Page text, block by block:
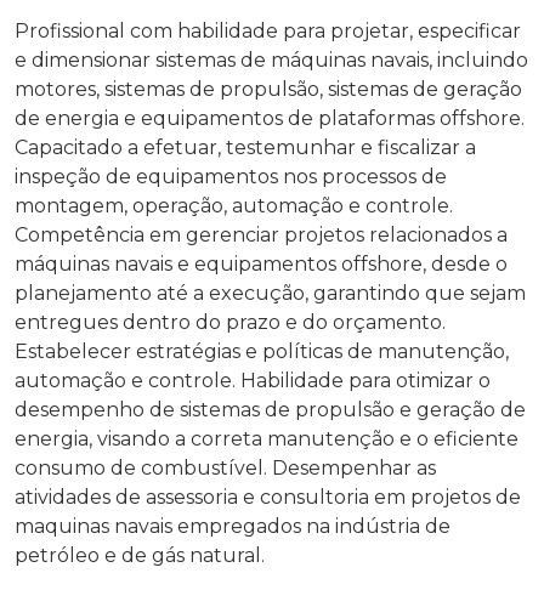
Profissional com habilidade para projetar, especificar
e dimensionar sistemas de máquinas navais, incluindo
motores, sistemas de propulsão, sistemas de geração
de energia e equipamentos de plataformas offshore.
Capacitado a efetuar, testemunhar e fiscalizar a
inspeção de equipamentos nos processos de
montagem, operação, automação e controle.
Competência em gerenciar projetos relacionados a
máquinas navais e equipamentos offshore, desde o
planejamento até a execução, garantindo que sejam
entregues dentro do prazo e do orçamento.
Estabelecer estratégias e políticas de manutenção,
automação e controle. Habilidade para otimizar o
desempenho de sistemas de propulsão e geração de
energia, visando a correta manutenção e o eficiente
consumo de combustível. Desempenhar as
atividades de assessoria e consultoria em projetos de
maquinas navais empregados na indústria de
petróleo e de gás natural.